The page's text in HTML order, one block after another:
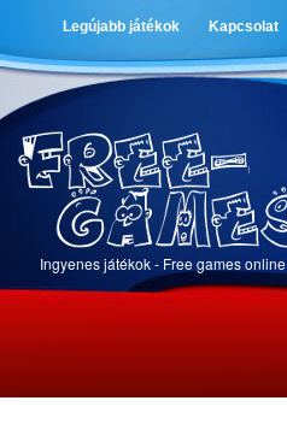
Legújabb játékok Kapcsolat
Ingyenes játékok - Free games online